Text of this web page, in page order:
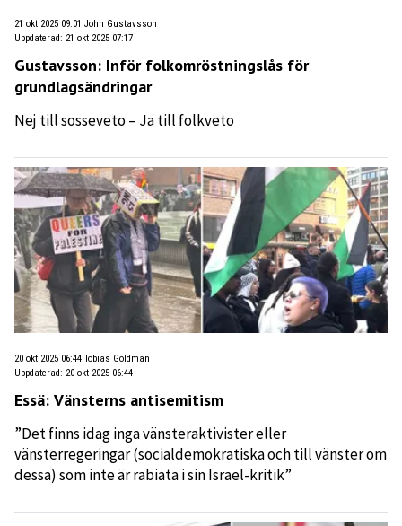
21 okt 2025 09:01 John Gustavsson
Uppdaterad: 21 okt 2025 07:17
Gustavsson: Inför folkomröstningslås för
grundlagsändringar
Nej till sosseveto – Ja till folkveto
20 okt 2025 06:44 Tobias Goldman
Uppdaterad: 20 okt 2025 06:44
Essä: Vänsterns antisemitism
”Det finns idag inga vänsteraktivister eller
vänsterregeringar (socialdemokratiska och till vänster om
dessa) som inte är rabiata i sin Israel-kritik”